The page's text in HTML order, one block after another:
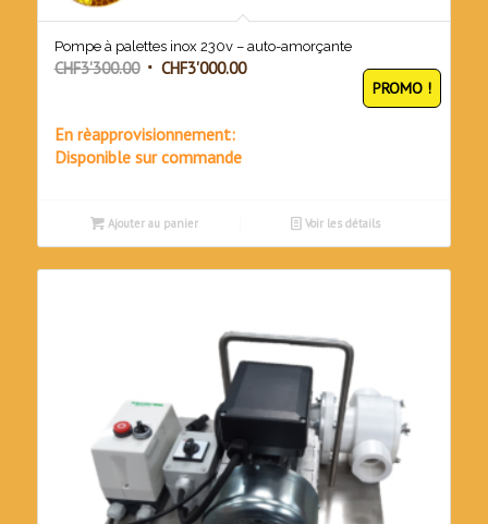
Pompe à palettes inox 230v – auto-amorçante
CHF3'300.00 Le
était :
CHF3'000.00Le
PROMO !
En rèapprovisionnement:
Disponible sur commande
Ajouter au panier Voir les détails